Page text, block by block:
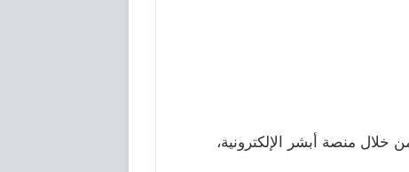
خلال منصة أبشر الإلكترونية،